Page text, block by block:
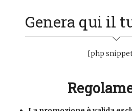
Genera qui il
[php